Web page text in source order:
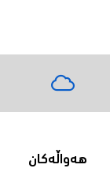
هەواڵەکان